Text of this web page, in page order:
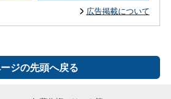
広告掲載について
ジの先頭へ戻る